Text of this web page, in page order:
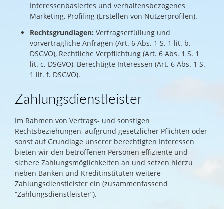
Interessenbasiertes und verhaltensbezogenes
Marketing, Profiling (Erstellen von Nutzerprofilen).
Rechtsgrundlagen: Vertragserfüllung und
vorvertragliche Anfragen (Art. 6 Abs. 1 S. 1 lit. b.
DSGVO), Rechtliche Verpflichtung (Art. 6 Abs. 1 S. 1
lit. c. DSGVO), Berechtigte Interessen (Art. 6 Abs. 1 S.
1 lit. f. DSGVO).
Zahlungsdienstleister
Im Rahmen von Vertrags- und sonstigen
Rechtsbeziehungen, aufgrund gesetzlicher Pflichten oder
sonst auf Grundlage unserer berechtigten Interessen
bieten wir den betroffenen Personen effiziente und
sichere Zahlungsmöglichkeiten an und setzen hierzu
neben Banken und Kreditinstituten weitere
Zahlungsdienstleister ein (zusammenfassend
“Zahlungsdienstleister”).